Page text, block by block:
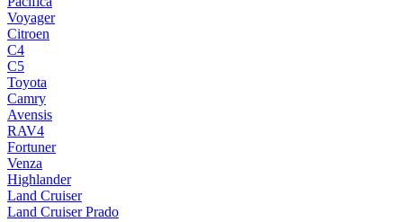
Voyager
Citroen
C4
C5
Toyota
Camry
Avensis
RAV4
Fortuner
Venza
Highlander
Land Cruiser
Land Cruiser Prado